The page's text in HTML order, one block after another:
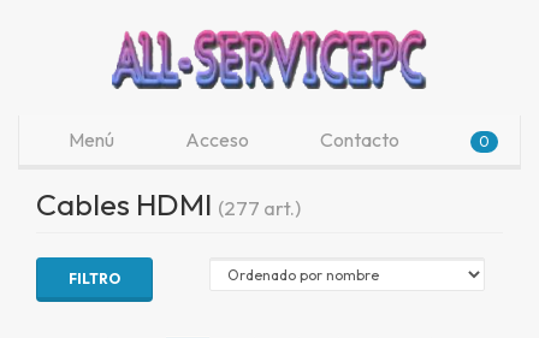
Menú Acceso Contacto 0
Cables HDMI (277 art.)
FILTRO